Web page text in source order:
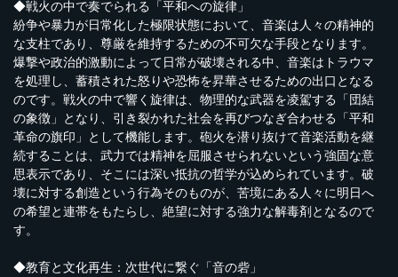
◆戦火の中で奏でられる「平和への旋律」
紛争や暴力が日常化した極限状態において、音楽は人々の精神的
な支柱であり、尊厳を維持するための不可欠な手段となります。
爆撃や政治的激動によって日常が破壊される中、音楽はトラウマ
を処理し、蓄積された怒りや恐怖を昇華させるための出口となる
のです。戦火の中で響く旋律は、物理的な武器を凌駕する「団結
の象徴」となり、引き裂かれた社会を再びつなぎ合わせる「平和
革命の旗印」として機能します。砲火を潜り抜けて音楽活動を継
続することは、武力では精神を屈服させられないという強固な意
思表示であり、そこには深い抵抗の哲学が込められています。破
壊に対する創造という行為そのものが、苦境にある人々に明日へ
の希望と連帯をもたらし、絶望に対する強力な解毒剤となるので
す。
◆教育と文化再生：次世代に繋ぐ「音の砦」